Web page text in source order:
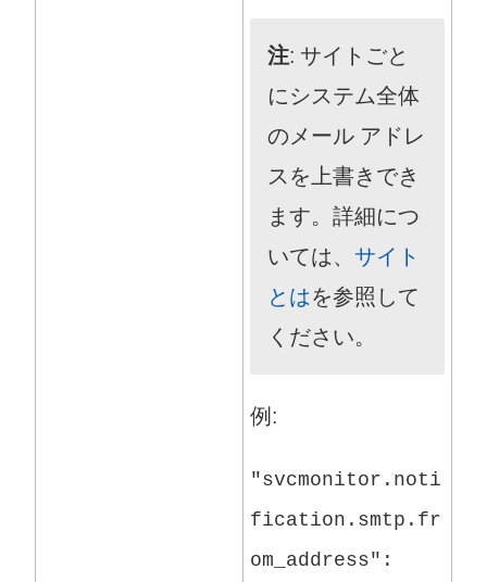
注: サイトごと
にシステム全体
のメール アドレ
スを上書きでき
ます。詳細につ
いては、 サイト
とはを参照して
ください。
例:
"svcmonitor.noti
fication.smtp.fr
om_address":